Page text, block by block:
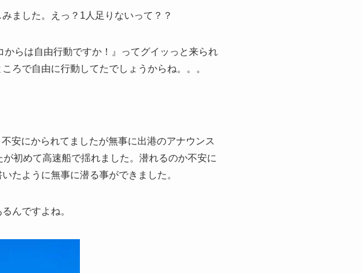
ました。えっ？1人足りないって？？
らは自由行動ですか！』ってグイッっと来られ
ろで自由に行動してたでしょうからね。。。
安にかられてましたが無事に出港のアナウンス
初めて高速船で揺れました。潜れるのか不安に
たように無事に潜る事ができました。
んですよね。